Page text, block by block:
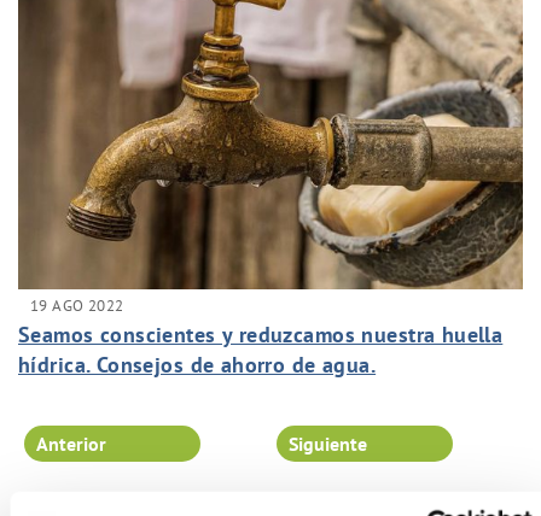
19 AGO 2022
Seamos conscientes y reduzcamos nuestra huella
hídrica. Consejos de ahorro de agua.
Anterior Siguiente